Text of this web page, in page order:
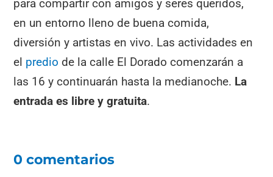
para compartir con amigos y seres queridos,
en un entorno lleno de buena comida,
diversión y artistas en vivo. Las actividades en
el predio de la calle El Dorado comenzarán a
las 16 y continuarán hasta la medianoche. La
entrada es libre y gratuita.
0 comentarios